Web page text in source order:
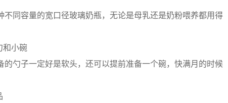
不同容量的宽口径玻璃奶瓶，无论是母乳还是奶粉喂养都用得
和小碗
的勺子一定好是软头，还可以提前准备一个碗，快满月的时候